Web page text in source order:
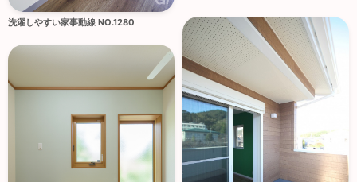
洗濯しやすい家事動線 NO.1280